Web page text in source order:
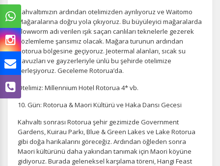
Kahvaltımızın ardından otelimizden ayrılıyoruz ve Waitomo
Mağaralarına doğru yola çıkıyoruz. Bu büyüleyici mağaralarda
glowworm adı verilen ışık saçan canlıları teknelerle gezerek
gözlemleme şansımız olacak. Mağara turunun ardından
Rotorua bölgesine geçiyoruz. Jeotermal alanları, sıcak su
havuzları ve gayzerleriyle ünlü bu şehirde otelimize
yerleşiyoruz. Geceleme Rotorua’da.
Otelimiz: Millennium Hotel Rotorua 4* vb.
10. Gün: Rotorua & Maori Kültürü ve Haka Dansı Gecesi
Kahvaltı sonrası Rotorua şehir gezimizde Government
Gardens, Kuirau Parkı, Blue & Green Lakes ve Lake Rotorua
gibi doğa harikalarını göreceğiz. Ardından öğleden sonra
Maori kültürünü daha yakından tanımak için Maori köyüne
gidiyoruz. Burada geleneksel karşılama töreni, Hangi Feast